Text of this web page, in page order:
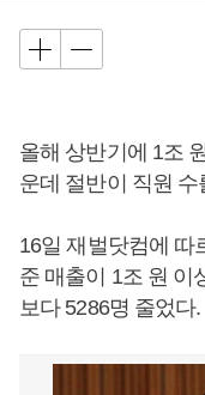
올해 상반기에 1조
운데 절반이 직원
16일 재벌닷컴에 따
준 매출이 1조 원 이
보다 5286명 줄었다.